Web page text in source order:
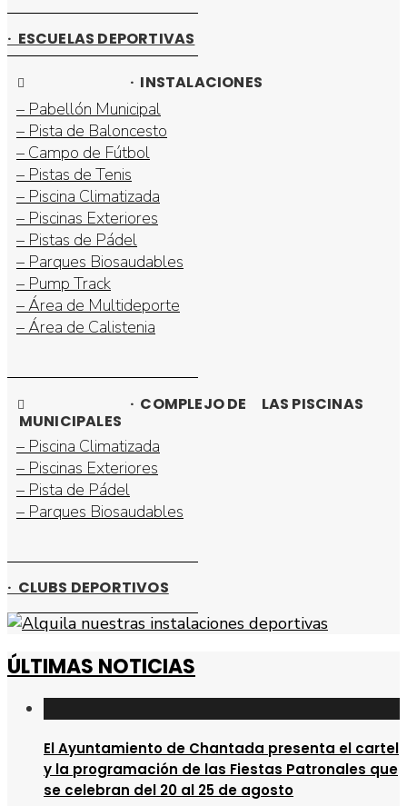
· ESCUELAS DEPORTIVAS
· INSTALACIONES
– Pabellón Municipal
– Pista de Baloncesto
– Campo de Fútbol
– Pistas de Tenis
– Piscina Climatizada
– Piscinas Exteriores
– Pistas de Pádel
– Parques Biosaudables
– Pump Track
– Área de Multideporte
– Área de Calistenia
· COMPLEJO DE LAS PISCINAS
MUNICIPALES
– Piscina Climatizada
– Piscinas Exteriores
– Pista de Pádel
– Parques Biosaudables
· CLUBS DEPORTIVOS
ÚLTIMAS NOTICIAS
El Ayuntamiento de Chantada presenta el cartel
y la programación de las Fiestas Patronales que
se celebran del 20 al 25 de agosto